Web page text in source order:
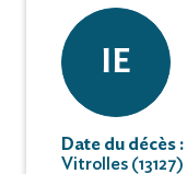
IE
Date du décès :
Vitrolles (13127)